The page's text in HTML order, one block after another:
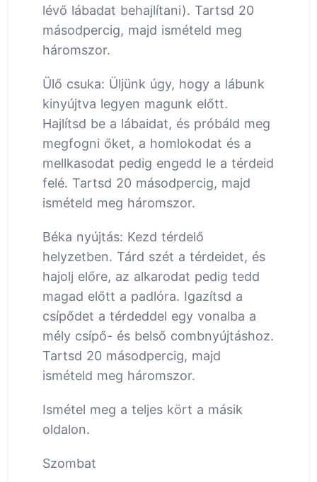
lévő lábadat behajlítani). Tartsd 20
másodpercig, majd ismételd meg
háromszor.
Ülő csuka: Üljünk úgy, hogy a lábunk
kinyújtva legyen magunk előtt.
Hajlítsd be a lábaidat, és próbáld meg
megfogni őket, a homlokodat és a
mellkasodat pedig engedd le a térdeid
felé. Tartsd 20 másodpercig, majd
ismételd meg háromszor.
Béka nyújtás: Kezd térdelő
helyzetben. Tárd szét a térdeidet, és
hajolj előre, az alkarodat pedig tedd
magad előtt a padlóra. Igazítsd a
csípődet a térdeddel egy vonalba a
mély csípő- és belső combnyújtáshoz.
Tartsd 20 másodpercig, majd
ismételd meg háromszor.
Ismétel meg a teljes kört a másik
oldalon.
Szombat